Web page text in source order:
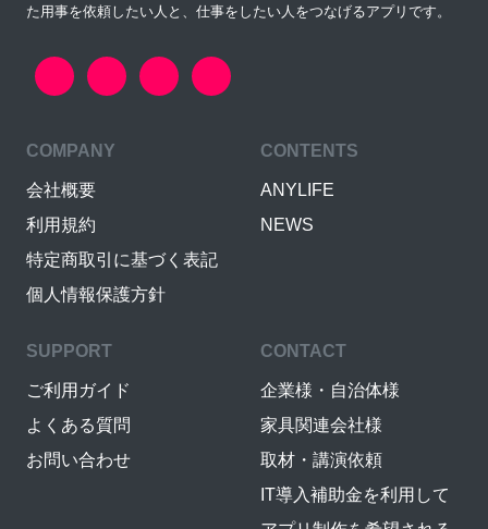
た用事を依頼したい人と、仕事をしたい人をつなげるアプリです。
COMPANY
会社概要
利用規約
特定商取引に基づく表記
個人情報保護方針
CONTENTS
ANYLIFE
NEWS
SUPPORT
ご利用ガイド
よくある質問
お問い合わせ
CONTACT
企業様・自治体様
家具関連会社様
取材・講演依頼
IT導入補助金を利用して